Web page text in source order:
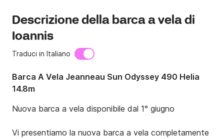
Descrizione della barca a vela di
Ioannis
Traduci in Italiano
Barca A Vela Jeanneau Sun Odyssey 490 Helia
14.8m
Nuova barca a vela disponibile dal 1° giugno
Vi presentiamo la nuova barca a vela completamente